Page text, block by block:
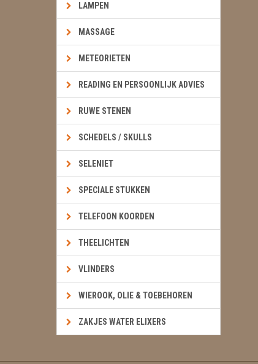
LAMPEN
MASSAGE
METEORIETEN
READING EN PERSOONLIJK ADVIES
RUWE STENEN
SCHEDELS / SKULLS
SELENIET
SPECIALE STUKKEN
TELEFOON KOORDEN
THEELICHTEN
VLINDERS
WIEROOK, OLIE & TOEBEHOREN
ZAKJES WATER ELIXERS